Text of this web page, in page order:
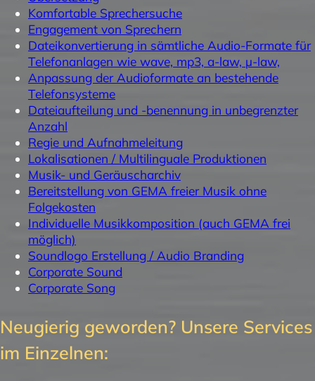
Komfortable Sprechersuche
Engagement von Sprechern
Dateikonvertierung in sämtliche Audio-Formate für
Telefonanlagen wie wave, mp3, a-law, µ-law,
Anpassung der Audioformate an bestehende
Telefonsysteme
Dateiaufteilung und -benennung in unbegrenzter
Anzahl
Regie und Aufnahmeleitung
Lokalisationen / Multilinguale Produktionen
Musik- und Geräuscharchiv
Bereitstellung von GEMA freier Musik ohne
Folgekosten
Individuelle Musikkomposition (auch GEMA frei
möglich)
Soundlogo Erstellung / Audio Branding
Corporate Sound
Corporate Song
Neugierig geworden? Unsere Services
im Einzelnen: